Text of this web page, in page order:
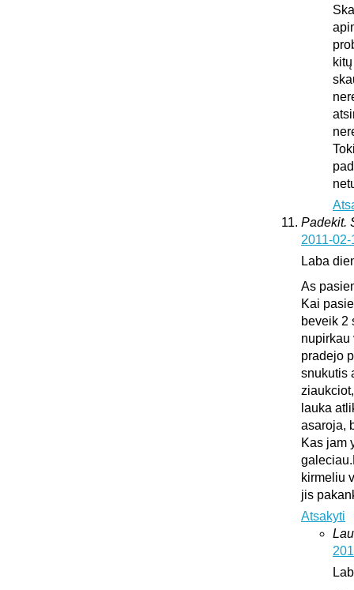
Padekit.
2011-
Laba
As
Kai
beveik 2
nupirkau
pradejo
snukutis
lauka
asaroja,
Kas jam
kirmeliu
jis
Atsakyti